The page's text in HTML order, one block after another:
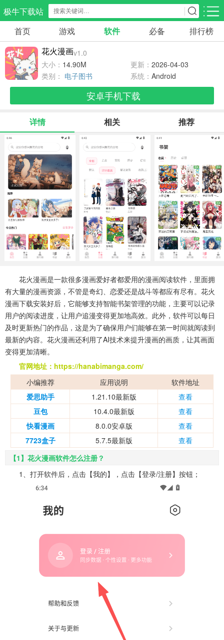
极牛下载站
应用分类 游戏分类
生活服务
297款应用
教育学习
178款应用
气象交通
84款应用
游戏辅助
476款应用
摄影美化
214款应用
社交聊天
183款应用
电子图书
438款应用
184款应用
新闻阅读
43款应用
金融理财
54款应用
媒体影音
601款应用
644款应用
健康医疗
53款应用
ai工具
334款应用
96款应用
首页 游戏 软件 必备 排行榜
花火漫画v1.0
大小： 14.90M 更新： 2026-04-03
类别： 电子图书 系统： Android
安卓手机下载
详情 相关 推荐
花火漫画是一款很多漫画爱好者都爱用的漫画阅读软件，里面拥
有大量的漫画资源，不管是奇幻、恋爱还是战斗等都应有尽有。花火
漫画下载安装好后，它能够支持智能书架管理的功能，主要可以记录
用户的阅读进度，让用户追漫变得更加地高效。此外，软件可以每日
及时更新热门的作品，这是为了确保用户们能够在第一时间就阅读到
最新的内容。花火漫画还利用了AI技术来提升漫画的画质，让其画面
变得更加清晰。
官网地址：https://hanabimanga.com/
小编推荐
应用说明
软件地址
爱思助手
1.21.10最新版
查看
豆包
10.4.0最新版
查看
快看漫画
8.0.0安卓版
查看
7723盒子
5.7.5最新版
查看
【1】花火漫画软件怎么注册？
1、打开软件后，点击【我的】，点击【登录/注册】按钮；